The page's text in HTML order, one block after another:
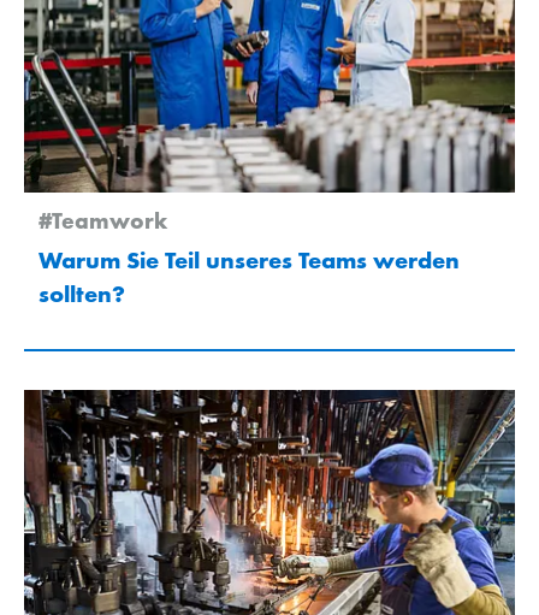
#Teamwork
Warum Sie Teil unseres Teams werden
sollten?